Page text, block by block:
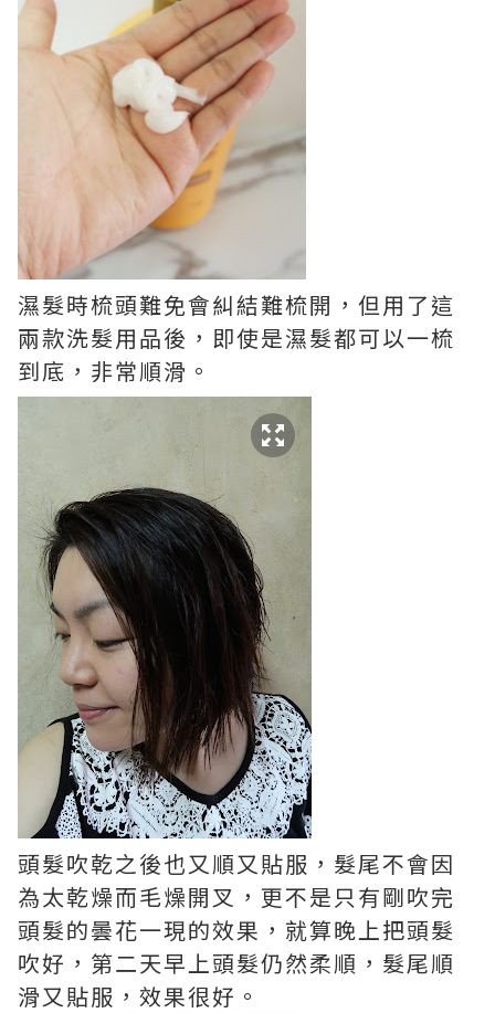
濕髮時梳頭難免會糾結難梳開，但用了這
兩款洗髮用品後，即使是濕髮都可以一梳
到底，非常順滑。
頭髮吹乾之後也又順又貼服，髮尾不會因
為太乾燥而毛燥開叉，更不是只有剛吹完
頭髮的曇花一現的效果，就算晚上把頭髮
吹好，第二天早上頭髮仍然柔順，髮尾順
滑又貼服，效果很好。